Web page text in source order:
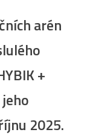
arén
+
2025.